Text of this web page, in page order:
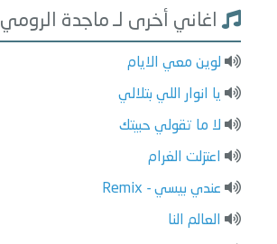
اغاني أخرى لـ ماجدة الرومي
لوين معي الايام
يا انوار اللي بتلالي
لا ما تقولي حبيتك
اعتزلت الغرام
عندي بيسي - Remix
العالم النا